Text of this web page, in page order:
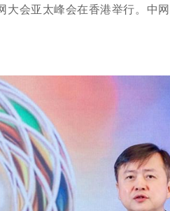
大会亚太峰会在香港举行。中